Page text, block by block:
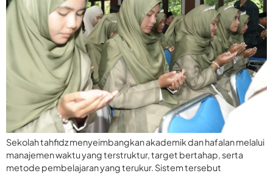
Sekolah tahfidz menyeimbangkan akademik dan hafalan melalui
manajemen waktu yang terstruktur, target bertahap, serta
metode pembelajaran yang terukur. Sistem tersebut